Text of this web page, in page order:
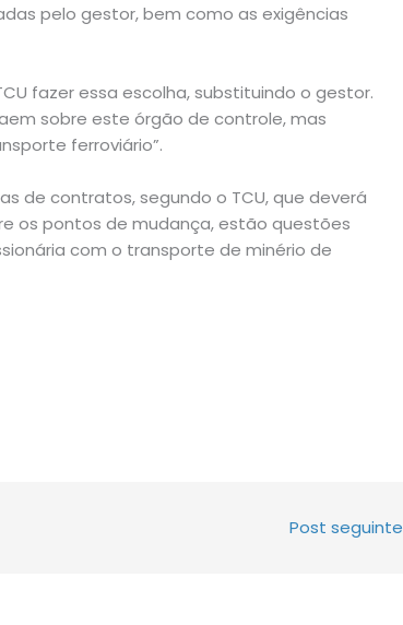
pelo gestor, bem como as exigências
fazer essa escolha, substituindo o gestor.
sobre este órgão de controle, mas
ferroviário”.
de contratos, segundo o TCU, que deverá
os pontos de mudança, estão questões
com o transporte de minério de
Post seguinte